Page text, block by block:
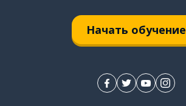
Начать обучение